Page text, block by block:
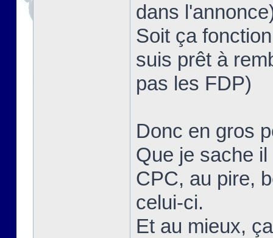
dans
Soit ça
suis prêt à
pas les FDP)
Donc en gros
Que je sache
CPC, au pire,
celui-ci.
Et au mieux,